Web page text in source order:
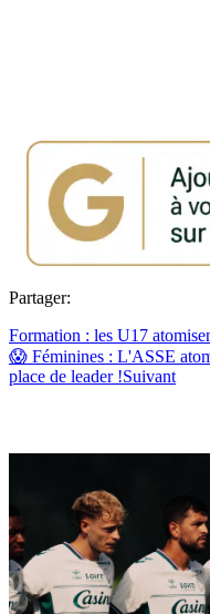
Partager:
Formation : les U17
😱 Féminines : L'ASSE
place de leader !Suivant